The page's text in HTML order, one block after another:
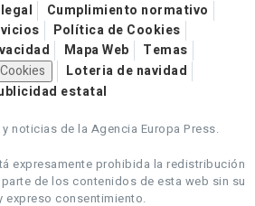
Cumplimiento normativo
Política de Cookies
Mapa Web
Temas
Loteria de navidad
estatal
noticias de la Agencia Europa Press.
expresamente prohibida la redistribución
de los contenidos de esta web sin su
expreso consentimiento.